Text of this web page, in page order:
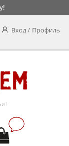
Вход Профиль